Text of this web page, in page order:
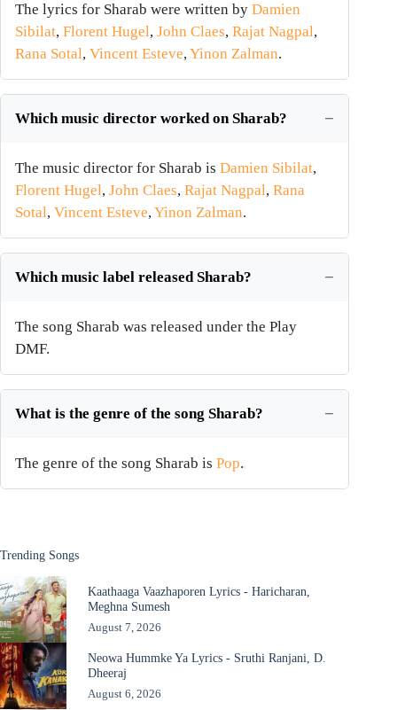
The lyrics for Sharab were written by Damien
Sibilat, Florent Hugel, John Claes, Rajat Nagpal,
Rana Sotal, Vincent Esteve,Yinon Zalman.
Which music director worked on Sharab?
The music director for Sharab is Damien Sibilat,
Florent Hugel, John Claes, Rajat Nagpal, Rana
Sotal, Vincent Esteve,Yinon Zalman.
Which music label released Sharab?
The song Sharab was released under the Play
DMF.
What is the genre of the song Sharab?
The genre of the song Sharab is Pop.
Trending Songs
Kaathaaga Vaazhaporen Lyrics - Haricharan,
Meghna Sumesh
August 7, 2026
Neowa Hummke Ya Lyrics - Sruthi Ranjani, D.
Dheeraj
August 6, 2026